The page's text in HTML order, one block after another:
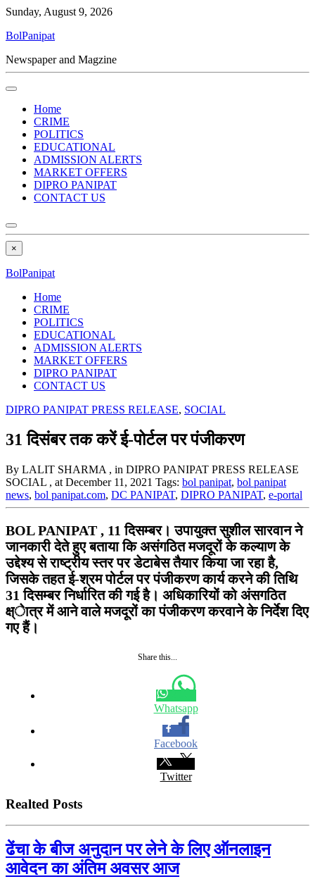
Sunday, August 9, 2026
BolPanipat
Newspaper and Magzine
Home
CRIME
POLITICS
EDUCATIONAL
ADMISSION ALERTS
MARKET OFFERS
DIPRO PANIPAT
CONTACT US
×
BolPanipat
Home
CRIME
POLITICS
EDUCATIONAL
ADMISSION ALERTS
MARKET OFFERS
DIPRO PANIPAT
CONTACT US
DIPRO PANIPAT PRESS RELEASE, SOCIAL
31 दिसंबर तक करें ई-पोर्टल पर पंजीकरण
By LALIT SHARMA , in DIPRO PANIPAT PRESS RELEASE
SOCIAL , at December 11, 2021 Tags: bol panipat, bol panipat
news, bol panipat.com, DC PANIPAT, DIPRO PANIPAT, e-portal
BOL PANIPAT , 11 दिसम्बर। उपायुक्त सुशील सारवान ने
जानकारी देते हुए बताया कि असंगठित मजदूरों के कल्याण के
उद्देश्य से राष्ट्रीय स्तर पर डेटाबेस तैयार किया जा रहा है,
जिसके तहत ई-श्रम पोर्टल पर पंजीकरण कार्य करने की तिथि
31 दिसम्बर निर्धारित की गई है। अधिकारियों को अंसगठित
क्ष्ेात्र में आने वाले मजदूरों का पंजीकरण करवाने के निर्देश दिए
गए हैं।
Share this...
Whatsapp
Facebook
Twitter
Realted Posts
ढेंचा के बीज अनुदान पर लेने के लिए ऑनलाइन
आवेदन का अंतिम अवसर आज